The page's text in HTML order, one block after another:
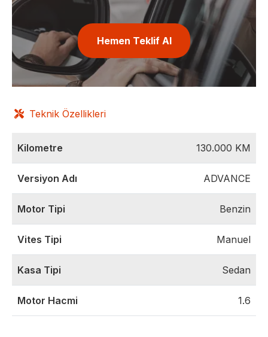
Hemen Teklif Al
Teknik Özellikleri
Kilometre 130.000 KM
Versiyon Adı ADVANCE
Motor Tipi Benzin
Vites Tipi Manuel
Kasa Tipi Sedan
Motor Hacmi 1.6